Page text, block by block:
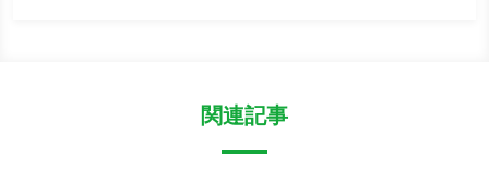
関連記事